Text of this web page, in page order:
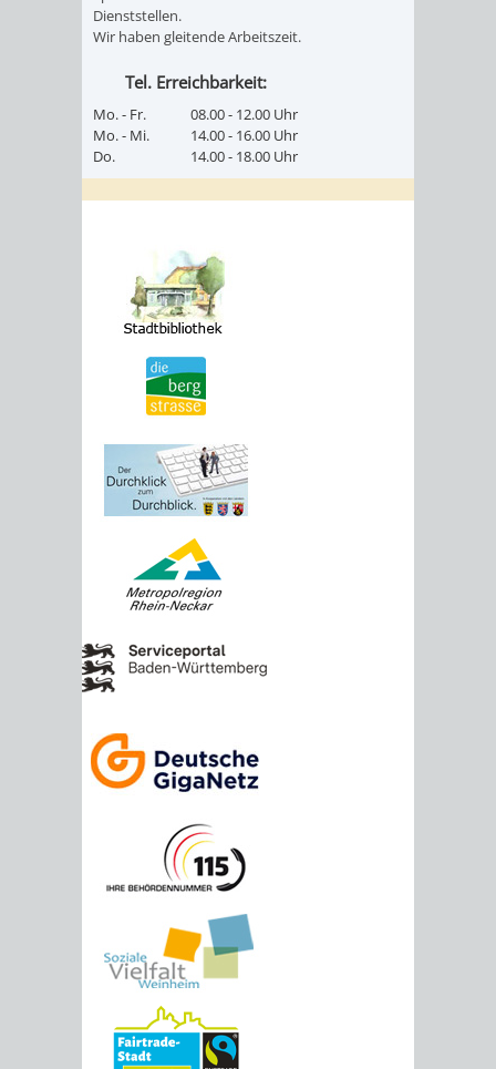
Dienststellen.
Wir haben gleitende Arbeitszeit.
Tel. Erreichbarkeit:
Mo. - Fr.
08.00 - 12.00 Uhr
Mo. - Mi.
14.00 - 16.00 Uhr
Do.
14.00 - 18.00 Uhr